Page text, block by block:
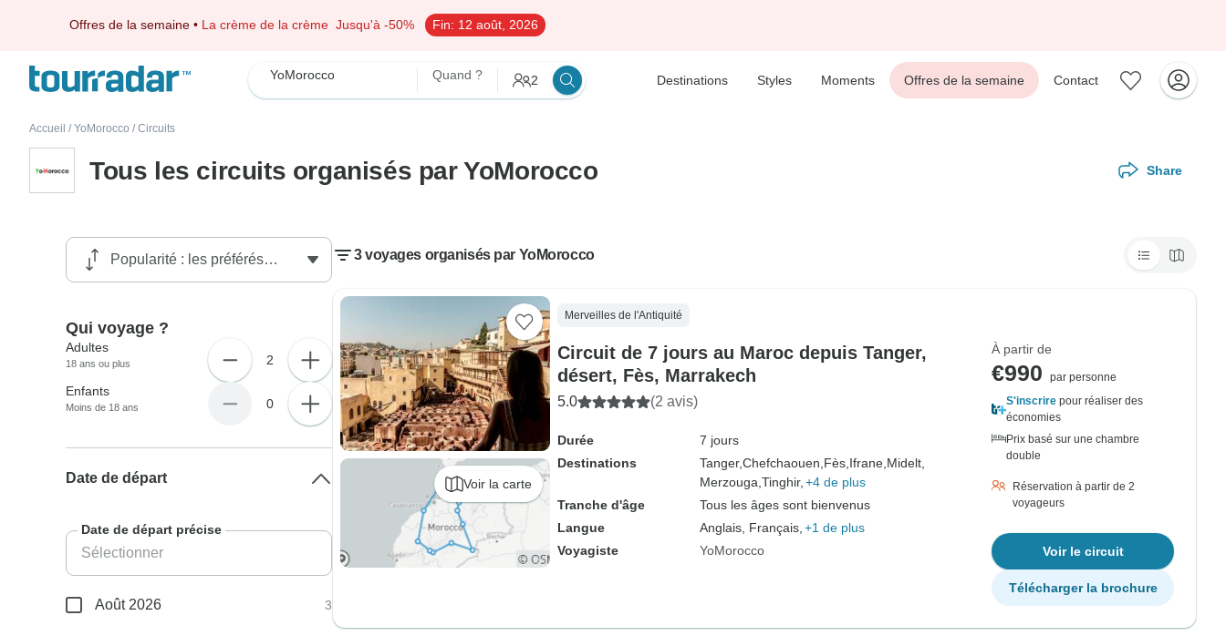
Offres de la semaine • La crème de la crème Jusqu'à -50% Fin: 12 août, 2026
YoMorocco Quand ? 2 Destinations Styles Moments Offres de la semaine Contact
Accueil / YoMorocco / Circuits
Tous les circuits organisés par YoMorocco Share
3 voyages organisés par YoMorocco
Voir la carte
Merveilles de l'Antiquité
Circuit de 7 jours au Maroc depuis Tanger,
désert, Fès, Marrakech
5.0 (2 avis)
Durée
7 jours
Destinations
Tanger,Chefchaouen, Fès, Ifrane, Midelt,
Merzouga, Tinghir, +4 de plus
Tranche d'âge
Tous les âges sont bienvenus
Langue
Anglais, Français, +1 de plus
Voyagiste
YoMorocco
À partir de
€990
par personne
S'inscrire pour réaliser des
économies
Prix basé sur une chambre
double
Réservation à partir de 2
voyageurs
Voir le circuit
Télécharger la brochure
Qui voyage ?
Adultes
18 ans ou plus 2
Enfants
Moins de 18 ans 0
Date de départ
Date de départ précise
Août 2026 3